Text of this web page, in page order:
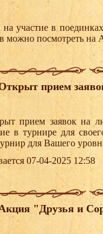
участие в
можно посмотреть на
прием
прием заявок на
в турнире для
для Вашего
07-04-2025 12:58
"Друзья и